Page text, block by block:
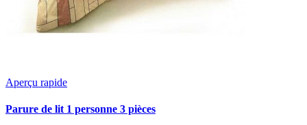
Aperçu rapide
Parure de lit 1 personne 3 pièces